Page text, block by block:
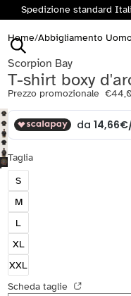
Spedizione standard
Home/Abbigliamento
Scorpion Bay
T-shirt boxy
Prezzo promozionale
Taglia
S
M
L
XL
XXL
Scheda taglie